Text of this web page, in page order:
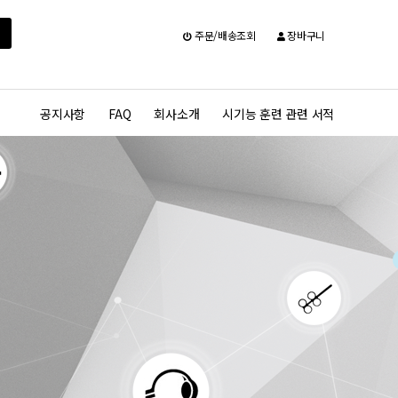
주문/배송조회 장바구니
공지사항 FAQ 회사소개 시기능 훈련 관련 서적